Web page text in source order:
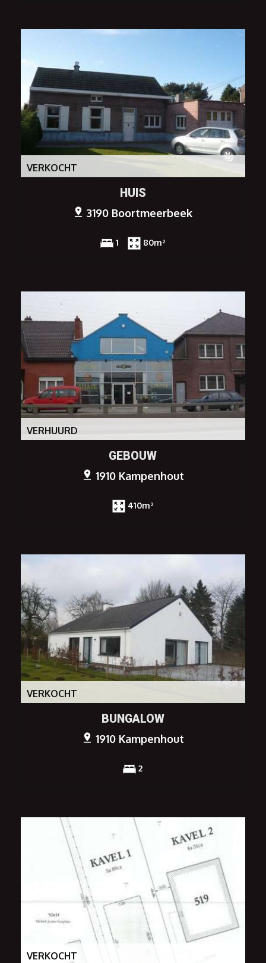
VERKOCHT
HUIS
3190 Boortmeerbeek
1 80m²
VERHUURD
GEBOUW
1910 Kampenhout
410m²
VERKOCHT
BUNGALOW
1910 Kampenhout
2
VERKOCHT